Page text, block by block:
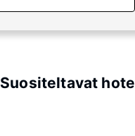
Suositeltavat